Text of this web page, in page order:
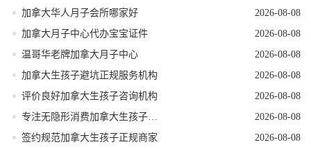
加拿大华人月子会所哪家好
2026-08-08
加拿大月子中心代办宝宝证件
2026-08-08
温哥华老牌加拿大月子中心
2026-08-08
加拿大生孩子避坑正规服务机构
2026-08-08
评价良好加拿大生孩子咨询机构
2026-08-08
专注无隐形消费加拿大生孩子机构
2026-08-08
签约规范加拿大生孩子正规商家
2026-08-08